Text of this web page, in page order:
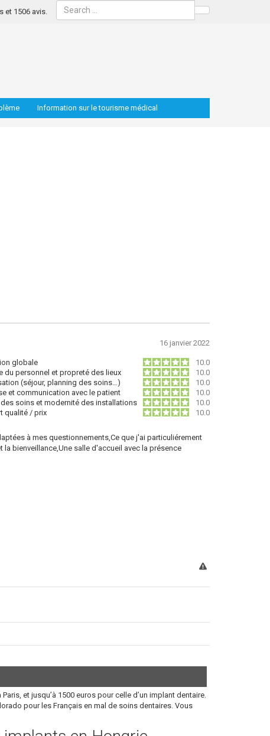
Search
et 1506 avis.
Information sur le tourisme médical
16 janvier 2022
globale
10.0
du personnel et propreté des lieux
10.0
(séjour, planning des soins…)
10.0
et communication avec le patient
10.0
des soins et modernité des installations
10.0
qualité / prix
10.0
à mes questionnements,Ce que j'ai particuliérement
bienveillance,Une salle d'accueil avec la présence
Paris, et jusqu’à 1500 euros pour celle d’un implant dentaire.
pour les Français en mal de soins dentaires. Vous